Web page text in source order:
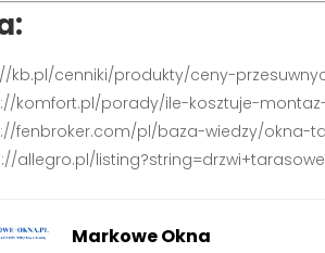
kb.pl/cenniki/produkty/ceny-
komfort.pl/porady/ile-kosztuje-
fenbroker.com/pl/baza-wiedzy/okna-
allegro.pl/listing?string=drzwi+tarasowe
Markowe Okna